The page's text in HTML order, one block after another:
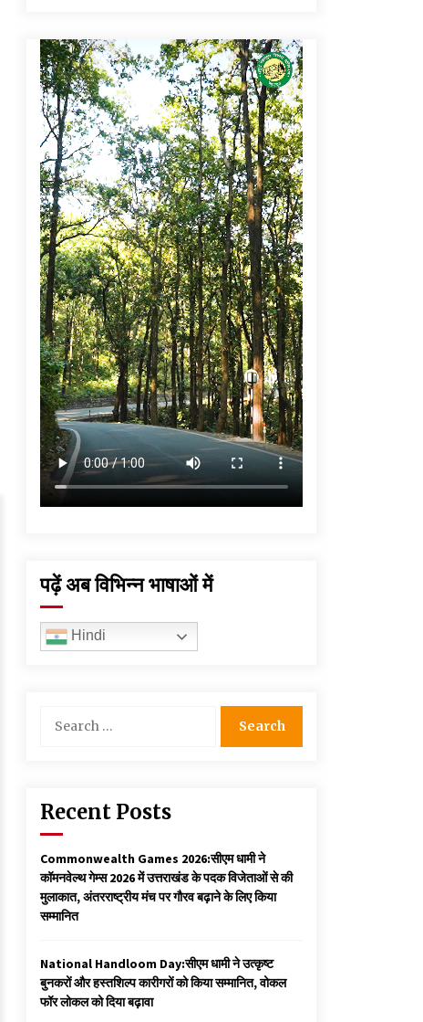
पढ़ें अब विभिन्न भाषाओं में
Hindi
for:
Recent Posts
Commonwealth Games 2026:सीएम धामी ने
कॉमनवेल्थ गेम्स 2026 में उत्तराखंड के पदक विजेताओं से की
मुलाकात, अंतरराष्ट्रीय मंच पर गौरव बढ़ाने के लिए किया
सम्मानित
National Handloom Day:सीएम धामी ने उत्कृष्ट
बुनकरों और हस्तशिल्प कारीगरों को किया सम्मानित, वोकल
फॉर लोकल को दिया बढ़ावा